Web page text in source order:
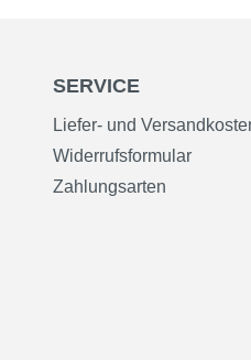
SERVICE
Liefer- und
Widerrufsformular
Zahlungsarten